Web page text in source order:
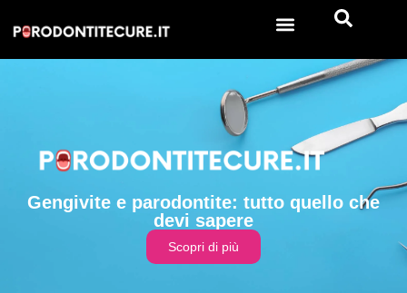
Gengivite e parodontite: tutto quello che
devi sapere
Scopri di più